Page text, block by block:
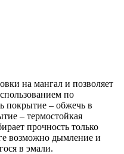
на мангал и позволяет
по
покрытие – обжечь в
– термостойкая
прочность только
возможно дымление и
в эмали.